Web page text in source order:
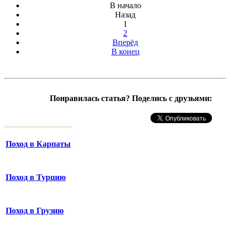
В начало
Назад
1
2
Вперёд
В конец
Понравилась статья? Поделись с друзьями:
Поход в Карпаты
Поход в Турцию
Поход в Грузию